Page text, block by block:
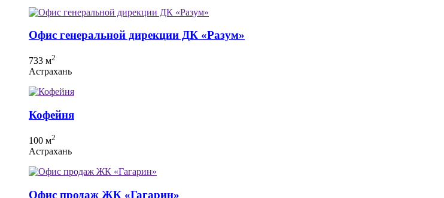
Офис генеральной дирекции ДК «Разум»
733 м2
Астрахань
Кофейня
100 м2
Астрахань
Офис продаж ЖК «Гагарин»